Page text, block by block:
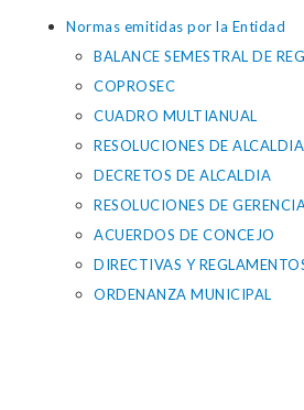
Normas emitidas por la Entidad
BALANCE SEMESTRAL DE
COPROSEC
CUADRO MULTIANUAL
RESOLUCIONES DE ALCALDIA
DECRETOS DE ALCALDIA
RESOLUCIONES DE
ACUERDOS DE CONCEJO
DIRECTIVAS Y
ORDENANZA MUNICIPAL